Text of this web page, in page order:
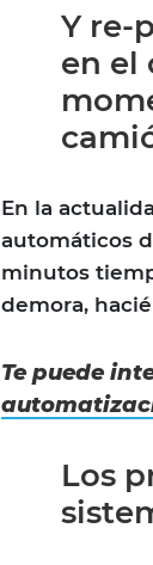
Y re-
en el
En la
automáticos
minutos
demora,
Te puede
Los